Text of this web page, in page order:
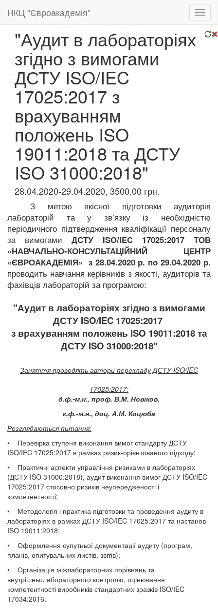
НКЦ "Євроакадемія"
"Аудит в лабораторіях
згідно з вимогами
ДСТУ ISO/IEC
17025:2017 з
врахуванням
положень ISO
19011:2018 та ДСТУ
ISO 31000:2018"
28.04.2020-29.04.2020, 3500.00 грн.
З метою якісної підготовки аудиторів
лабораторій та у зв’язку із необхідністю
періодичного підтвердження кваліфікації персоналу
за вимогами ДСТУ ISO/IEC 17025:2017 ТОВ
«НАВЧАЛЬНО-КОНСУЛЬТАЦІЙНИЙ ЦЕНТР
«ЄВРОАКАДЕМІЯ» з 28.04.2020 р. по 29.04.2020 р.
проводить навчання керівників з якості, аудиторів та
фахівців лабораторій за програмою:
"Аудит в лабораторіях згідно з вимогами
ДСТУ ISO/IEC 17025:2017
з врахуванням положень ISO 19011:2018 та
ДСТУ ISO 31000:2018"
Заняття проводять автори перекладу ДСТУISO/IEC
17025:2017:
д.ф.-м.н., проф. В.М. Новіков,
к.ф.-м.н., доц. А.М. Коцюба
Розглядаються питання:
• Перевірка ступеня виконання вимог стандарту ДСТУ
ISO/IEC 17025:2017 в рамках ризик-орієнтованого підходу;
• Практичні аспекти управління ризиками в лабораторіях
(ДСТУ ISO 31000:2018), аудит виконання вимог ДСТУ ISO/IEC
17025:2017 стосовно ризиків неупередженості і
компетентності;
• Методологія і практика підготовки та проведення аудиту в
лабораторіях в рамках ДСТУ ISO/IEC 17025:2017 та настанов
ISO 19011:2018;
• Оформлення супутньої документації аудиту (програм,
планів, опитувальних листів, звітів);
• Організація міжлабораторних порівнянь та
внутрішньолабораторного контролю, оцінювання
компетентності виробників стандартних зразків ISO/IEC
17034:2016;